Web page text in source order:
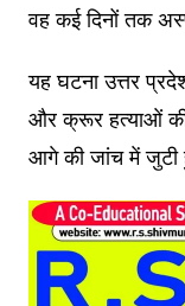
वह कई दिनों तक
यह घटना उत्तर
और क्रूर हत्याओं
आगे की जांच में जुटी